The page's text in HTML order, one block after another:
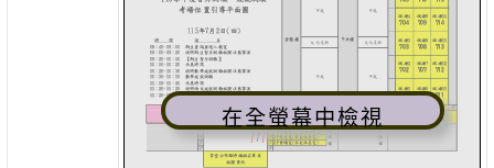
在全螢幕中檢視